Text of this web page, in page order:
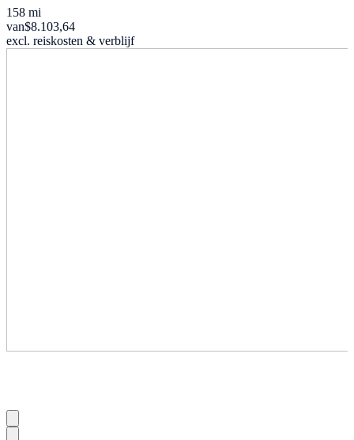
158 mi
van$8.103,64
excl. reiskosten & verblijf